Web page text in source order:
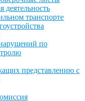
деятельность
транспорте
по
представлению с